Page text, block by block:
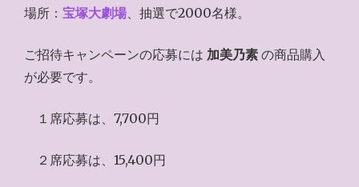
場所： 宝塚大劇場、抽選で2000名様。
ご招待キャンペーンの応募には 加美乃素 の商品購入
が必要です。
１席応募は、7,700円
２席応募は、15,400円